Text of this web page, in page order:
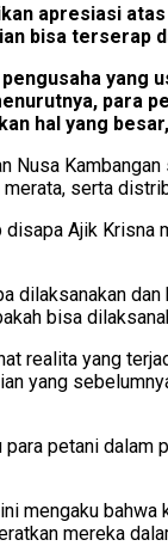
apresiasi
bisa terserap
yang
para
hal yang
serta
Ajik
dilaksanakan
bisa
realita yang
yang
petani
mengaku
mereka